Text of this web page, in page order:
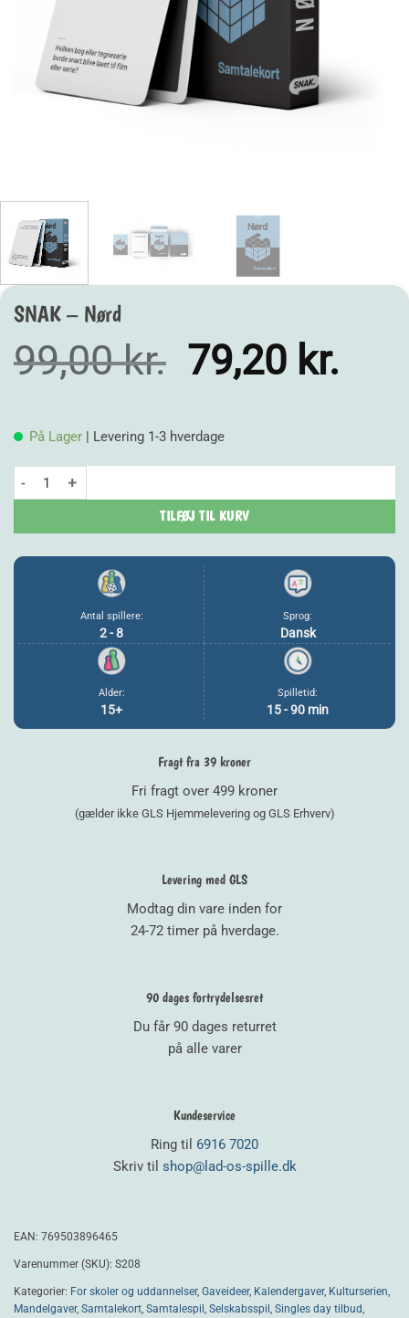
SNAK – Nørd
99,00kr. Den
oprindelige
pris
var:
99,00 kr..
79,20 kr.
er:
På Lager | Levering 1-3 hverdage
TILFØJ TIL KURV
Antal spillere:
2 - 8
Sprog:
Dansk
Alder:
15+
Spilletid:
15 - 90 min
Fragt fra 39 kroner
Fri fragt over 499 kroner
(gælder ikke GLS Hjemmelevering og GLS Erhverv)
Levering med GLS
Modtag din vare inden for
24-72 timer på hverdage.
90 dages fortrydelsesret
Du får 90 dages returret
på alle varer
Kundeservice
Ring til 6916 7020
Skriv til shop@lad-os-spille.dk
EAN: 769503896465
Varenummer (SKU): S208
Kategorier: For skoler og uddannelser, Gaveideer, Kalendergaver, Kulturserien
Mandelgaver, Samtalekort Samtalespil Selskabsspil Singles day tilbud